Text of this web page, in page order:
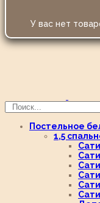
У вас нет
Постельное
1,5